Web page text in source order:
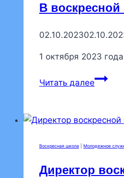
мая
В
02.10.2023
1 октября 2023
Читать далееВ
для
год
Воскресная школа Молодежное
Директор